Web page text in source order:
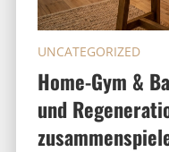
Home-Gym &
und
UNCATEGORIZED